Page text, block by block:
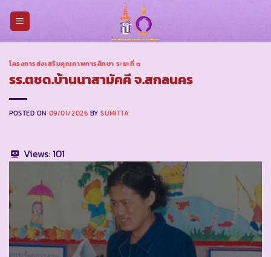
โครงการส่งเสริมคุณภาพการศึกษา ระยะที่ ๓
รร.ตชด.บ้านนาสามัคคี จ.สกลนคร
POSTED ON 09/01/2026 BYSUMITTA
Views:101